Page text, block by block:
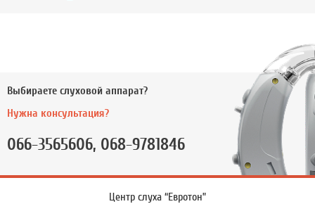
Выбираете слуховой аппарат?
Нужна консультация?
066-3565606, 068-9781846
Центр слуха “Евротон”